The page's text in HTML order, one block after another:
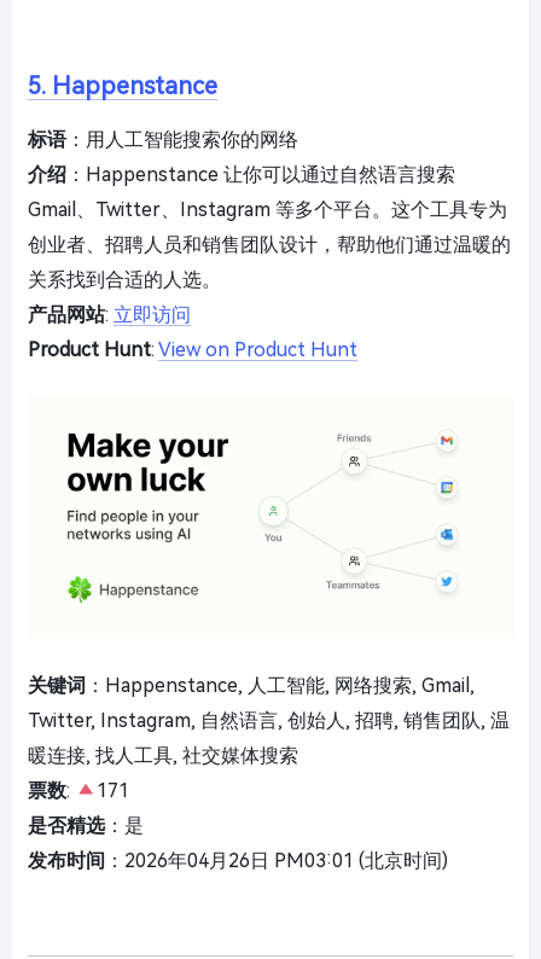
5. Happenstance
标语：用人工智能搜索你的网络
介绍 ：Happenstance 让你可以通过自然语言搜索
Gmail、Twitter、Instagram 等多个平台。这个工具专为
创业者、招聘人员和销售团队设计，帮助他们通过温暖的
关系找到合适的人选。
产品网站: 立即访问
Product Hunt: View on Product Hunt
关键词 ：Happenstance, 人工智能, 网络搜索, Gmail,
Twitter, Instagram, 自然语言, 创始人, 招聘, 销售团队, 温
暖连接, 找人工具, 社交媒体搜索
票数:
171
是否精选：是
发布时间 ：2026年04月26日 PM03:01 (北京时间)